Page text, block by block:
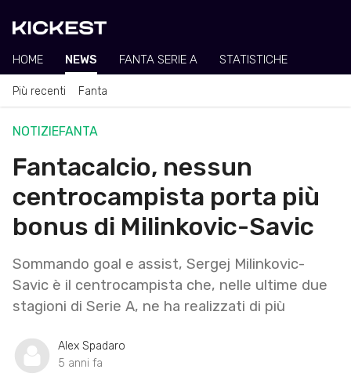
HOME NEWS FANTA SERIE A STATISTICHE
Più recenti Fanta
NOTIZIEFANTA
Fantacalcio, nessun
centrocampista porta più
bonus di Milinkovic-Savic
Sommando goal e assist, Sergej Milinkovic-
Savic è il centrocampista che, nelle ultime due
stagioni di Serie A, ne ha realizzati di più
Alex Spadaro
5 anni fa